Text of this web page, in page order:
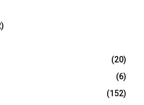
(20)
(6)
(152)